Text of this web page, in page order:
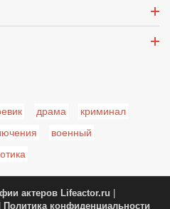
драма
криминал
военный
актеров Lifeactor.ru
Политика конфиденциальности